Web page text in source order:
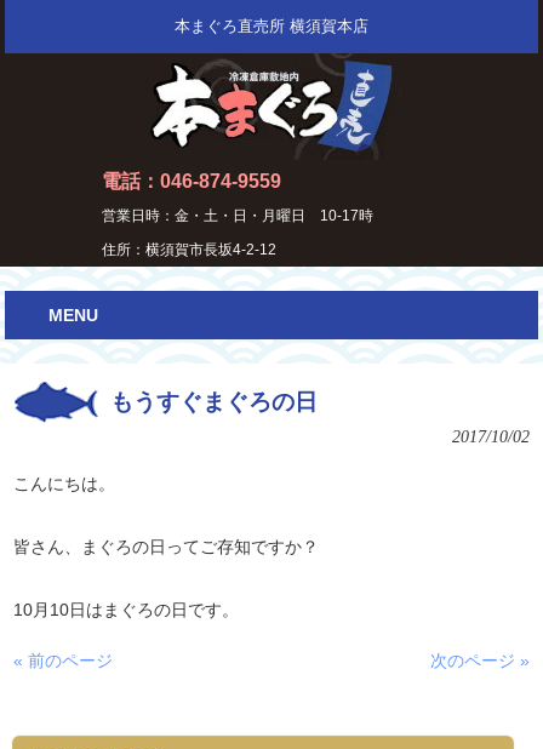
本まぐろ直売所 横須賀本店
電話：046-874-9559
営業日時：金・土・日・月曜日 10-17時
住所：横須賀市長坂4-2-12
MENU
もうすぐまぐろの日
2017/10/02
こんにちは。
皆さん、まぐろの日ってご存知ですか？
10月10日はまぐろの日です。
« 前のページ 次のページ »